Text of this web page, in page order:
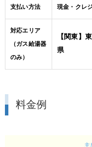
支払い方法 現金・クレ
対応エリア
（ガス給湯器
のみ）
【関東】
県
料金例